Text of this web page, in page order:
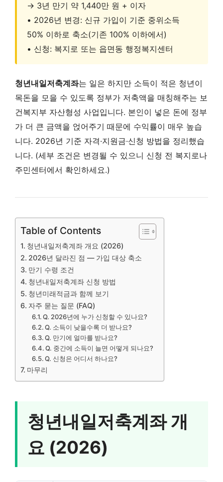
→ 3년 만기 약 1,440만 원 + 이자
• 2026년 변경: 신규 가입이 기준 중위소득
50% 이하로 축소(기존 100% 이하에서)
• 신청: 복지로 또는 읍면동 행정복지센터
청년내일저축계좌는 일은 하지만 소득이 적은 청년이
목돈을 모을 수 있도록 정부가 저축액을 매칭해주는 보
건복지부 자산형성 사업입니다. 본인이 넣은 돈에 정부
가 더 큰 금액을 얹어주기 때문에 수익률이 매우 높습
니다. 2026년 기준 자격·지원금·신청 방법을 정리했습
니다. (세부 조건은 변경될 수 있으니 신청 전 복지로나
주민센터에서 확인하세요.)
Table of Contents
청년내일저축계좌 개요 (2026)
2026년 달라진 점 — 가입 대상 축소
만기 수령 조건
청년내일저축계좌 신청 방법
청년미래적금과 함께 보기
자주 묻는 질문 (FAQ)
Q. 2026년에 누가 신청할 수 있나요?
Q. 소득이 낮을수록 더 받나요?
Q. 만기에 얼마를 받나요?
Q. 중간에 소득이 늘면 어떻게 되나요?
Q. 신청은 어디서 하나요?
마무리
청년내일저축계좌 개
요 (2026)